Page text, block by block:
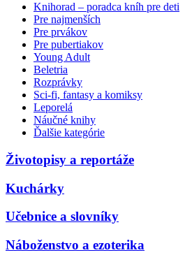
Knihorad – poradca kníh pre deti
Pre najmenších
Pre prvákov
Pre pubertiakov
Young Adult
Beletria
Rozprávky
Sci-fi, fantasy a komiksy
Leporelá
Náučné knihy
Ďalšie kategórie
Životopisy a reportáže
Kuchárky
Učebnice a slovníky
Náboženstvo a ezoterika